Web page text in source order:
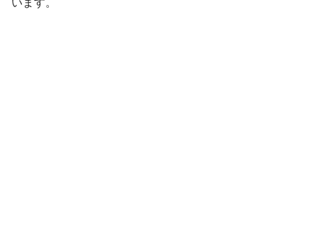
います。